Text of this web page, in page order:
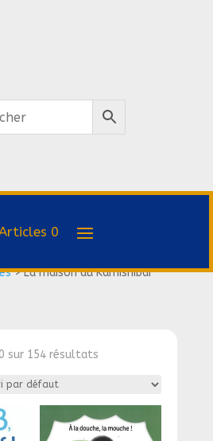
0
>La maison du Kamishibai
sur 154 résultats